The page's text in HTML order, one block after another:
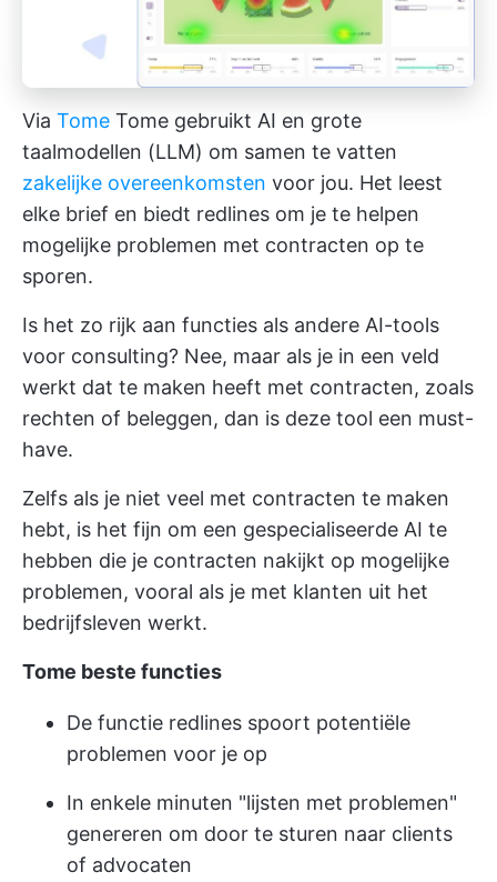
Via Tome Tome gebruikt AI en grote
taalmodellen (LLM) om samen te vatten
zakelijke overeenkomsten voor jou. Het leest
elke brief en biedt redlines om je te helpen
mogelijke problemen met contracten op te
sporen.
Is het zo rijk aan functies als andere AI-tools
voor consulting? Nee, maar als je in een veld
werkt dat te maken heeft met contracten, zoals
rechten of beleggen, dan is deze tool een must-
have.
Zelfs als je niet veel met contracten te maken
hebt, is het fijn om een gespecialiseerde AI te
hebben die je contracten nakijkt op mogelijke
problemen, vooral als je met klanten uit het
bedrijfsleven werkt.
Tome beste functies
De functie redlines spoort potentiële
problemen voor je op
In enkele minuten "lijsten met problemen"
genereren om door te sturen naar clients
of advocaten